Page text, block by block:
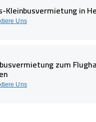
Kleinbusvermietung in
Uns
zum
Uns